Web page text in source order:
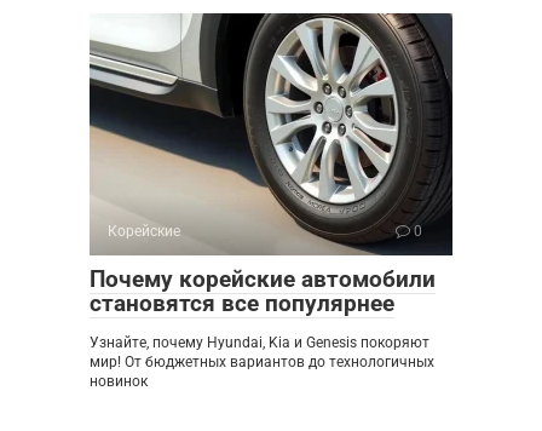
Корейские 0
Почему корейские автомобили
становятся все популярнее
Узнайте, почему Hyundai, Kia и Genesis покоряют
мир! От бюджетных вариантов до технологичных
новинок